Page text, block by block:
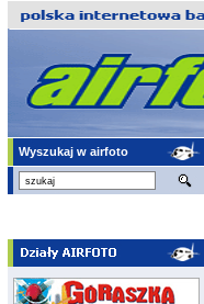
Wyszukaj w airfoto